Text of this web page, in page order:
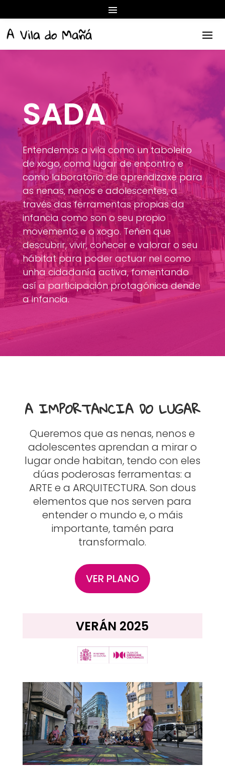
SADA
Entendemos a vila como un taboleiro
de xogo, como lugar de encontro e
como laboratorio de aprendizaxe para
as nenas, nenos e adolescentes, a
través das ferramentas propias da
infancia como son o seu propio
movemento e o xogo. Teñen que
descubrir, vivir, coñecer e valorar o seu
hábitat para poder actuar nel como
unha cidadanía activa, fomentando
así a participación protagónica dende
a infancia.
A IMPORTANCIA DO LUGAR
Queremos que as nenas, nenos e
adolescentes aprendan a mirar o
lugar onde habitan, tendo con eles
dúas poderosas ferramentas: a
ARTE e a ARQUITECTURA. Son dous
elementos que nos serven para
entender o mundo e, o máis
importante, tamén para
transformalo.
VER PLANO
VERÁN 2025